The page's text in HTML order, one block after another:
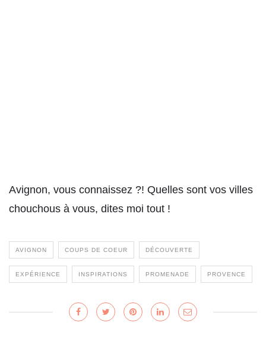
Avignon, vous connaissez ?! Quelles sont vos villes
chouchous à vous, dites moi tout !
AVIGNON COUPS DE COEUR DÉCOUVERTE
EXPÉRIENCE INSPIRATIONS PROMENADE PROVENCE